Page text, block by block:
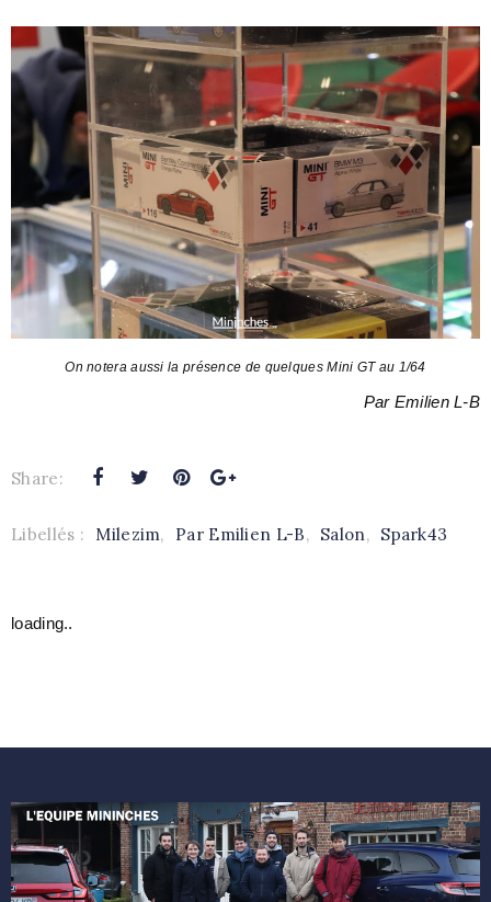
On notera aussi la présence de quelques Mini GT au 1/64
Par Emilien L-B
Share:
Libellés : Milezim, Par Emilien L-B, Salon, Spark43
loading..